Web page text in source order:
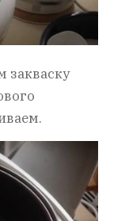
закваску